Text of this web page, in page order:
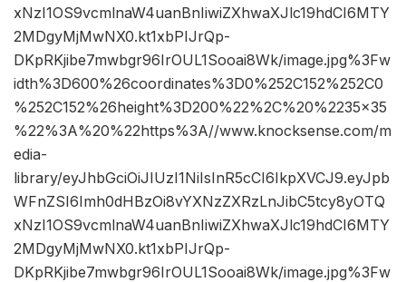
xNzI1OS9vcmlnaW4uanBnIiwiZXhwaXJlc19hdCI6MTY
2MDgyMjMwNX0.kt1xbPIJrQp-
DKpRKjibe7mwbgr96IrOUL1Sooai8Wk/image.jpg%3Fw
idth%3D600%26coordinates%3D0%252C152%252C0
%252C152%26height%3D200%22%2C%20%2235×35
%22%3A%20%22https%3A//www.knocksense.com/m
edia-
library/eyJhbGciOiJIUzI1NiIsInR5cCI6IkpXVCJ9.eyJpb
WFnZSI6Imh0dHBzOi8vYXNzZXRzLnJibC5tcy8yOTQ
xNzI1OS9vcmlnaW4uanBnIiwiZXhwaXJlc19hdCI6MTY
2MDgyMjMwNX0.kt1xbPIJrQp-
DKpRKjibe7mwbgr96IrOUL1Sooai8Wk/image.jpg%3Fw